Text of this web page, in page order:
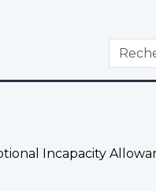
WxT
Incapacity